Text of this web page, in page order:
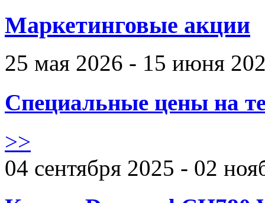
Маркетинговые акции
25 мая 2026 - 15 июня
Специальные цены на
>>
04 сентября 2025 - 02